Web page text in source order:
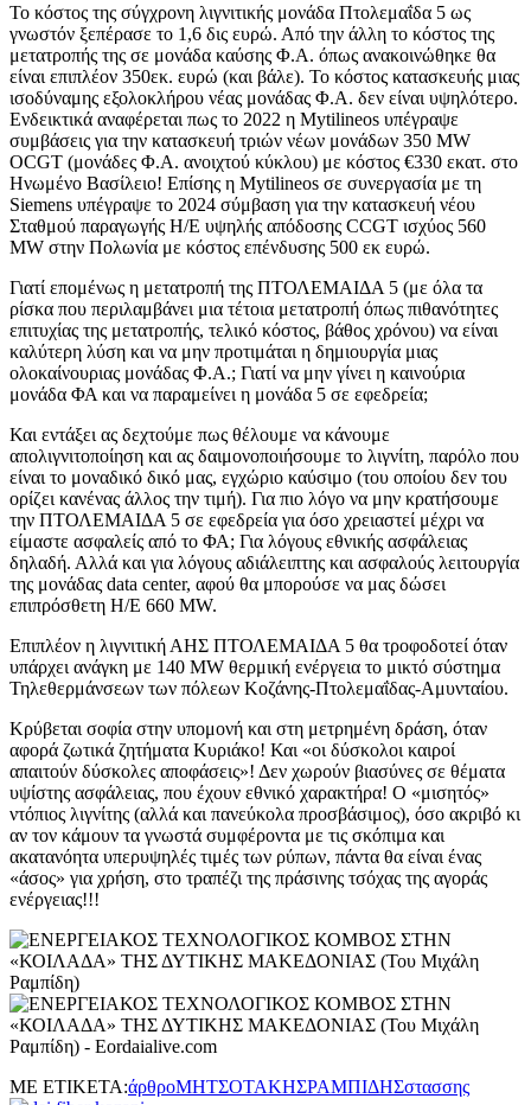
Το κόστος της σύγχρονη λιγνιτικής μονάδα Πτολεμαΐδα 5 ως
γνωστόν ξεπέρασε το 1,6 δις ευρώ. Από την άλλη το κόστος της
μετατροπής της σε μονάδα καύσης Φ.Α. όπως ανακοινώθηκε θα
είναι επιπλέον 350εκ. ευρώ (και βάλε). Το κόστος κατασκευής μιας
ισοδύναμης εξολοκλήρου νέας μονάδας Φ.Α. δεν είναι υψηλότερο.
Ενδεικτικά αναφέρεται πως το 2022 η Mytilineos υπέγραψε
συμβάσεις για την κατασκευή τριών νέων μονάδων 350 MW
OCGT (μονάδες Φ.Α. ανοιχτού κύκλου) με κόστος €330 εκατ. στο
Ηνωμένο Βασίλειο! Επίσης η Mytilineos σε συνεργασία με τη
Siemens υπέγραψε το 2024 σύμβαση για την κατασκευή νέου
Σταθμού παραγωγής Η/Ε υψηλής απόδοσης CCGT ισχύος 560
MW στην Πολωνία με κόστος επένδυσης 500 εκ ευρώ.
Γιατί επομένως η μετατροπή της ΠΤΟΛΕΜΑΙΔΑ 5 (με όλα τα
ρίσκα που περιλαμβάνει μια τέτοια μετατροπή όπως πιθανότητες
επιτυχίας της μετατροπής, τελικό κόστος, βάθος χρόνου) να είναι
καλύτερη λύση και να μην προτιμάται η δημιουργία μιας
ολοκαίνουριας μονάδας Φ.Α.; Γιατί να μην γίνει η καινούρια
μονάδα ΦΑ και να παραμείνει η μονάδα 5 σε εφεδρεία;
Και εντάξει ας δεχτούμε πως θέλουμε να κάνουμε
απολιγνιτοποίηση και ας δαιμονοποιήσουμε το λιγνίτη, παρόλο που
είναι το μοναδικό δικό μας, εγχώριο καύσιμο (του οποίου δεν του
ορίζει κανένας άλλος την τιμή). Για πιο λόγο να μην κρατήσουμε
την ΠΤΟΛΕΜΑΙΔΑ 5 σε εφεδρεία για όσο χρειαστεί μέχρι να
είμαστε ασφαλείς από το ΦΑ; Για λόγους εθνικής ασφάλειας
δηλαδή. Αλλά και για λόγους αδιάλειπτης και ασφαλούς λειτουργία
της μονάδας data center, αφού θα μπορούσε να μας δώσει
επιπρόσθετη Η/Ε 660 MW.
Επιπλέον η λιγνιτική ΑΗΣ ΠΤΟΛΕΜΑΙΔΑ 5 θα τροφοδοτεί όταν
υπάρχει ανάγκη με 140 MW θερμική ενέργεια το μικτό σύστημα
Τηλεθερμάνσεων των πόλεων Κοζάνης-Πτολεμαΐδας-Αμυνταίου.
Κρύβεται σοφία στην υπομονή και στη μετρημένη δράση, όταν
αφορά ζωτικά ζητήματα Κυριάκο! Και «οι δύσκολοι καιροί
απαιτούν δύσκολες αποφάσεις»! Δεν χωρούν βιασύνες σε θέματα
υψίστης ασφάλειας, που έχουν εθνικό χαρακτήρα! Ο «μισητός»
ντόπιος λιγνίτης (αλλά και πανεύκολα προσβάσιμος), όσο ακριβό κι
αν τον κάμουν τα γνωστά συμφέροντα με τις σκόπιμα και
ακατανόητα υπερυψηλές τιμές των ρύπων, πάντα θα είναι ένας
«άσος» για χρήση, στο τραπέζι της πράσινης τσόχας της αγοράς
ενέργειας!!!
ΜΕ ΕΤΙΚΕΤΑ:άρθροΜΗΤΣΟΤΑΚΗΣΡΑΜΠΙΔΗΣστασσης